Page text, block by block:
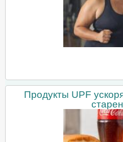
Продукты UPF